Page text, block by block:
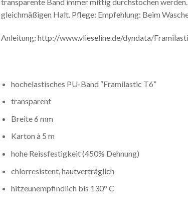
gleichmäßigen Halt. Pflege: Empfehlung: Beim
Anleitung: http://www.vlieseline.de/dyndata/
hochelastisches PU-Band “Framilastic T6”
transparent
Breite 6 mm
Karton à 5 m
hohe Reissfestigkeit (450% Dehnung)
chlorresistent, hautverträglich
hitzeunempfindlich bis 130° C